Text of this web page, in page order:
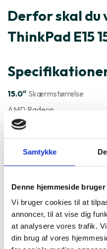
Samtykke
Denne hjemmeside
Vi bruger cookies til at
annoncer, til at vise dig
at analysere vores trafik.
din brug af vores
Derfor skal du
ThinkPad E15
15.0" Skærmstørrelse
AMD Radeon
Windows
Varenummer 155510
Lenovo
er ofte købt